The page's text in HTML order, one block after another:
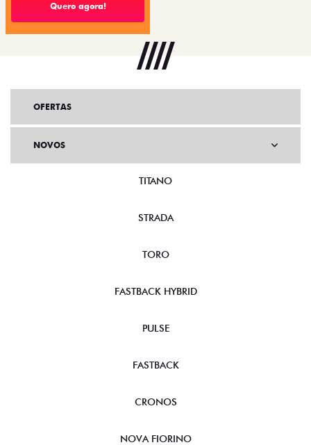
Quero agora!
OFERTAS
NOVOS
TITANO
STRADA
TORO
FASTBACK HYBRID
PULSE
FASTBACK
CRONOS
NOVA FIORINO